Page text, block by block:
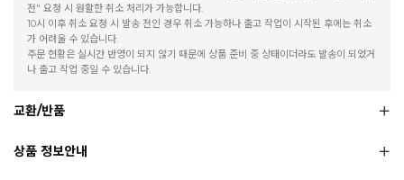
전" 요청 시 원활한 취소 처리가 가능합니다.
10시 이후 취소 요청 시 발송 전인 경우 취소 가능하나 출고 작업이 시작된 후에는 취소
가 어려울 수 있습니다.
주문 현황은 실시간 반영이 되지 않기 때문에 상품 준비 중 상태이더라도 발송이 되었거
나 출고 작업 중일 수 있습니다.
교환/반품
상품 정보안내